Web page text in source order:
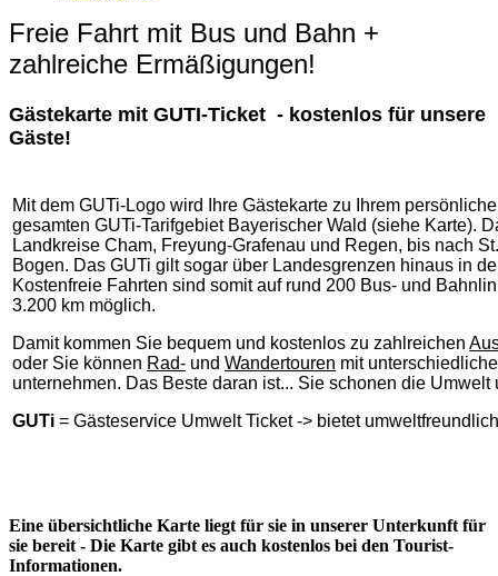
Freie Fahrt mit Bus und Bahn +
zahlreiche Ermäßigungen!
Gästekarte mit GUTI-Ticket - kostenlos für unsere
Gäste!
Mit dem GUTi-Logo wird Ihre Gästekarte zu Ihrem
gesamten GUTi-Tarifgebiet Bayerischer Wald (siehe Karte).
Landkreise Cham, Freyung-Grafenau und Regen, bis nach
Bogen. Das GUTi gilt sogar über Landesgrenzen hinaus in
Kostenfreie Fahrten sind somit auf rund 200 Bus- und
3.200 km möglich.
Damit kommen Sie bequem und kostenlos zu zahlreichen
oder Sie können Rad- und Wandertouren mit
unternehmen. Das Beste daran ist... Sie schonen die Umwelt
GUTi = Gästeservice Umwelt Ticket -> bietet
Eine übersichtliche Karte liegt für sie in unserer Unterkunft für
sie bereit - Die Karte gibt es auch kostenlos bei den Tourist-
Informationen.